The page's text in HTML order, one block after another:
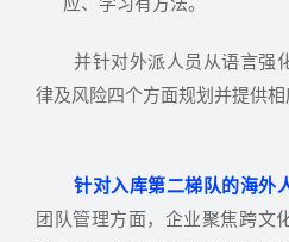
并针对外派人员从语言强
律及风险四个方面规划并提供相
针对入库第二梯队的海外
团队管理方面，企业聚焦跨文